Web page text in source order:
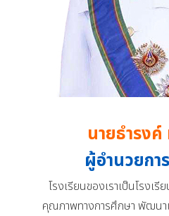
นายธำรงค์
ผู้อำนวยกา
โรงเรียนของเราเป็นโรงเ
คุณภาพทางการศึกษา พัฒนา